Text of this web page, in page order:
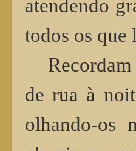
atendendo
todos os que
de rua à
olhando-os